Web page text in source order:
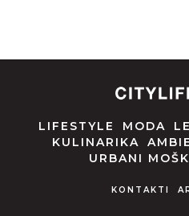
LIFESTYLE MODA
KULINARIKA
URBANI
KONTAKTI